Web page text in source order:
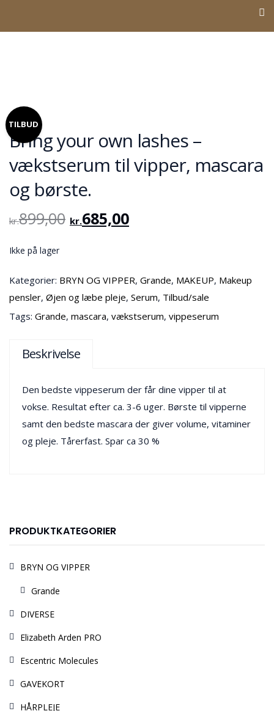
TILBUD
Bring your own lashes –
vækstserum til vipper, mascara
og børste.
kr.899,00 kr.685,00
Ikke på lager
Kategorier: BRYN OG VIPPER, Grande, MAKEUP, Makeup
pensler, Øjen og læbe pleje, Serum, Tilbud/sale
Tags: Grande, mascara, vækstserum, vippeserum
Beskrivelse
Den bedste vippeserum der får dine vipper til at
vokse. Resultat efter ca. 3-6 uger. Børste til vipperne
samt den bedste mascara der giver volume, vitaminer
og pleje. Tårerfast. Spar ca 30 %
PRODUKTKATEGORIER
BRYN OG VIPPER
Grande
DIVERSE
Elizabeth Arden PRO
Escentric Molecules
GAVEKORT
HÅRPLEJE